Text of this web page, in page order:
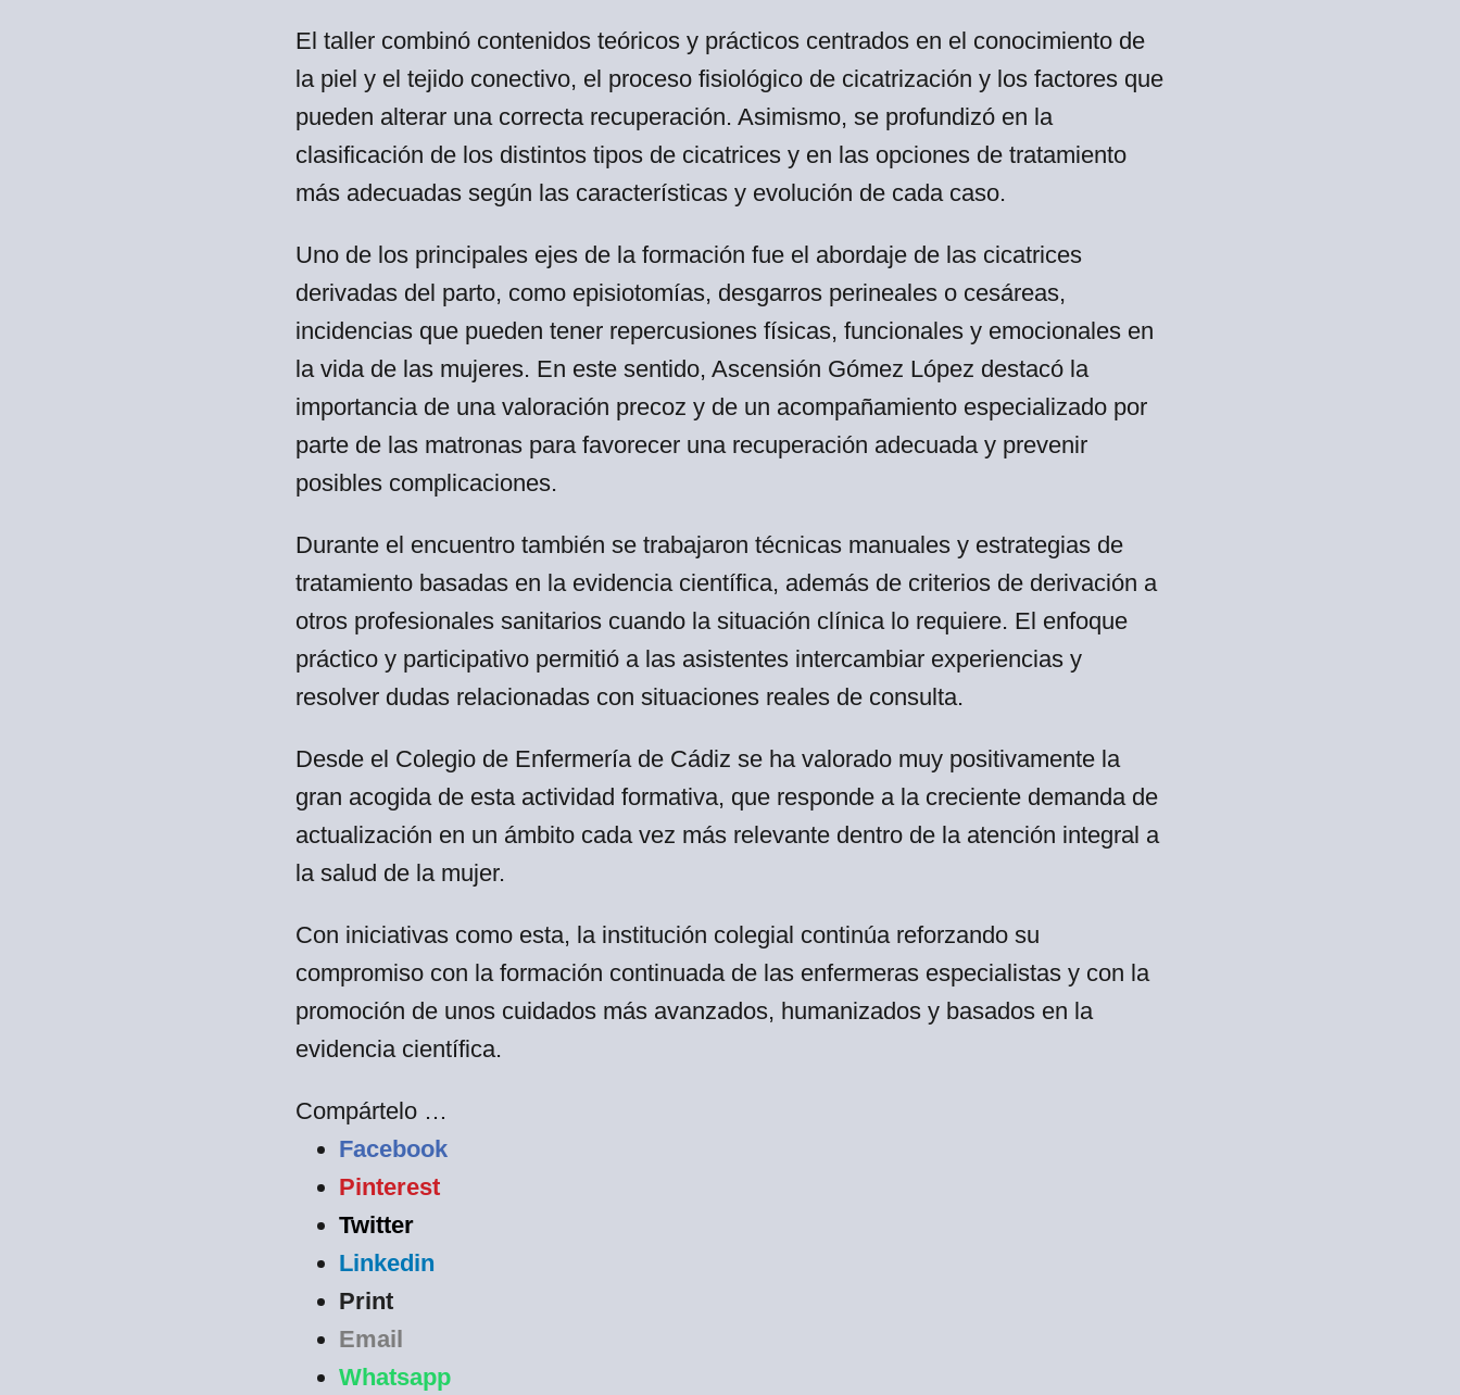
El taller combinó contenidos teóricos y prácticos centrados en el conocimiento de
la piel y el tejido conectivo, el proceso fisiológico de cicatrización y los factores que
pueden alterar una correcta recuperación. Asimismo, se profundizó en la
clasificación de los distintos tipos de cicatrices y en las opciones de tratamiento
más adecuadas según las características y evolución de cada caso.
Uno de los principales ejes de la formación fue el abordaje de las cicatrices
derivadas del parto, como episiotomías, desgarros perineales o cesáreas,
incidencias que pueden tener repercusiones físicas, funcionales y emocionales en
la vida de las mujeres. En este sentido, Ascensión Gómez López destacó la
importancia de una valoración precoz y de un acompañamiento especializado por
parte de las matronas para favorecer una recuperación adecuada y prevenir
posibles complicaciones.
Durante el encuentro también se trabajaron técnicas manuales y estrategias de
tratamiento basadas en la evidencia científica, además de criterios de derivación a
otros profesionales sanitarios cuando la situación clínica lo requiere. El enfoque
práctico y participativo permitió a las asistentes intercambiar experiencias y
resolver dudas relacionadas con situaciones reales de consulta.
Desde el Colegio de Enfermería de Cádiz se ha valorado muy positivamente la
gran acogida de esta actividad formativa, que responde a la creciente demanda de
actualización en un ámbito cada vez más relevante dentro de la atención integral a
la salud de la mujer.
Con iniciativas como esta, la institución colegial continúa reforzando su
compromiso con la formación continuada de las enfermeras especialistas y con la
promoción de unos cuidados más avanzados, humanizados y basados en la
evidencia científica.
Compártelo …
Facebook
Pinterest
Twitter
Linkedin
Print
Email
Whatsapp